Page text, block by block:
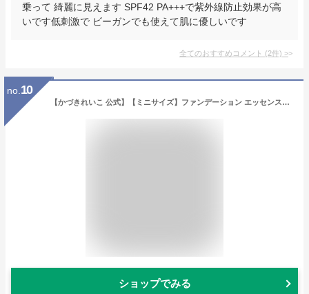
乗って 綺麗に見えます SPF42 PA+++で紫外線防止効果が高
いです低刺激で ビーガンでも使えて肌に優しいです
全てのおすすめコメント (2件) >
no. 10
【かづきれいこ 公式】【ミニサイズ】ファンデーション エッセンスファンデーション ミニ [4.6g] イエローベージュ＜2＞ 標準〜健康的な肌色 | クリーム ファンデ お試し 美容液ファンデ 高保湿 乾燥肌 うるおい ツヤ 色ムラ シミ くすみ カバー力 薄づき 崩れにくい
ショップでみる